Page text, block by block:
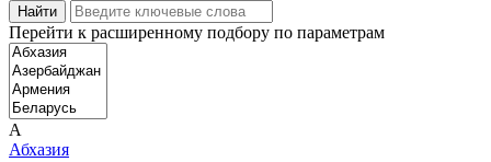
Перейти к расширенному подбору по параметрам
А
Абхазия